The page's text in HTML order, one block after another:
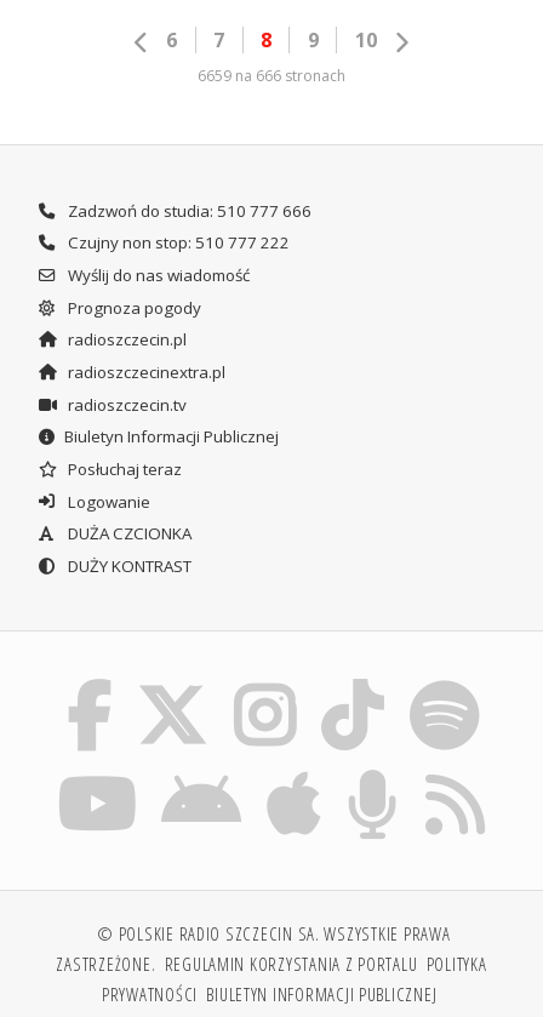
6 7 8 9 10
6659 na 666 stronach
Zadzwoń do studia: 510 777 666
Czujny non stop: 510 777 222
Wyślij do nas wiadomość
Prognoza pogody
radioszczecin.pl
radioszczecinextra.pl
radioszczecin.tv
Biuletyn Informacji Publicznej
Posłuchaj teraz
Logowanie
DUŻA CZCIONKA
DUŻY KONTRAST
© POLSKIE RADIO SZCZECIN SA. WSZYSTKIE PRAWA
ZASTRZEŻONE. REGULAMIN KORZYSTANIA Z PORTALU POLITYKA
PRYWATNOŚCI BIULETYN INFORMACJI PUBLICZNEJ